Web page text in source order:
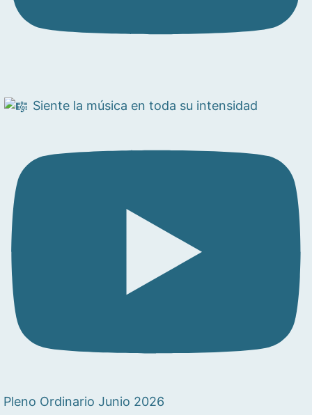
Siente la música en toda su intensidad
Pleno Ordinario Junio 2026